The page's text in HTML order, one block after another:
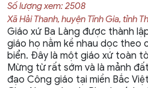
Số lượng xem: 2508
Xã Hải Thanh, huyện Tĩnh Gia, tỉnh
Giáo xứ Ba Làng được thành
giáo họ nằm kề nhau dọc theo
biển. Đây là một giáo xứ toàn
Mừng từ rất sớm và là mảnh
đạo Công giáo tại miền Bắc